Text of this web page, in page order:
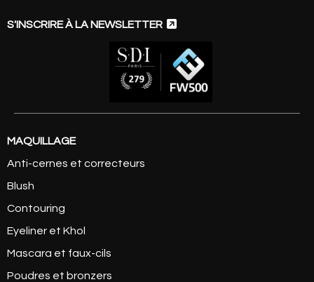
S'INSCRIRE À LA NEWSLETTER 
MAQUILLAGE
Anti-cernes et correcteurs
Blush
Contouring
Eyeliner et Khol
Mascara et faux-cils
Poudres et bronzers